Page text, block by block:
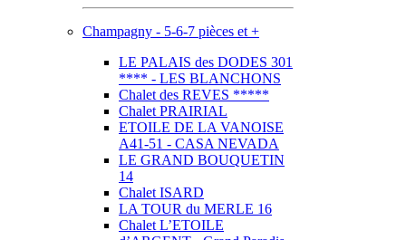
Champagny - 5-6-7 pièces et +
LE PALAIS des DODES 301
**** - LES BLANCHONS
Chalet des REVES *****
Chalet PRAIRIAL
ETOILE DE LA VANOISE
A41-51 - CASA NEVADA
LE GRAND BOUQUETIN
14
Chalet ISARD
LA TOUR du MERLE 16
Chalet L’ETOILE